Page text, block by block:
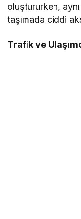
oluştururken,
taşımada ciddi
Trafik ve